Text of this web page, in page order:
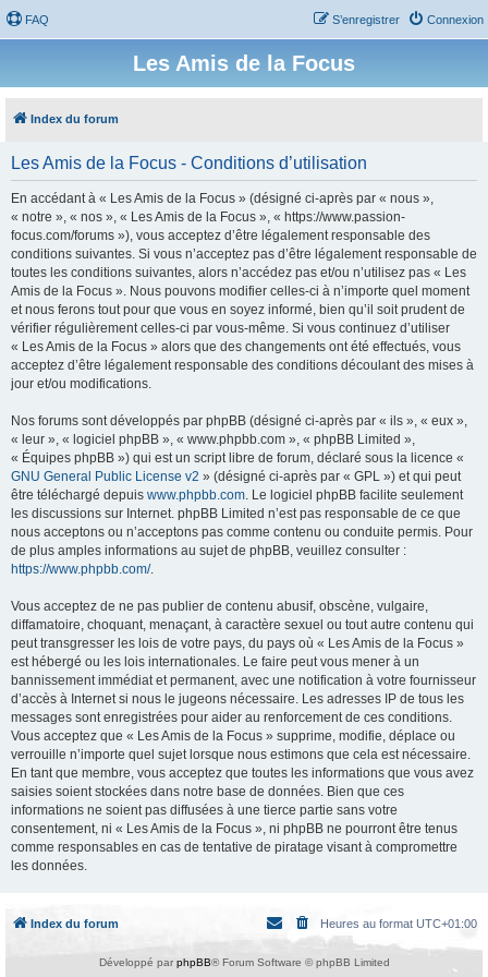
FAQ Connexion
S’enregistrer
Les Amis de la Focus
Index du forum
Les Amis de la Focus - Conditions d’utilisation
En accédant à « Les Amis de la Focus » (désigné ci-après par « nous »,
« notre », « nos », « Les Amis de la Focus », « https://www.passion-
focus.com/forums »), vous acceptez d’être légalement responsable des
conditions suivantes. Si vous n’acceptez pas d’être légalement responsable de
toutes les conditions suivantes, alors n’accédez pas et/ou n’utilisez pas « Les
Amis de la Focus ». Nous pouvons modifier celles-ci à n’importe quel moment
et nous ferons tout pour que vous en soyez informé, bien qu’il soit prudent de
vérifier régulièrement celles-ci par vous-même. Si vous continuez d’utiliser
« Les Amis de la Focus » alors que des changements ont été effectués, vous
acceptez d’être légalement responsable des conditions découlant des mises à
jour et/ou modifications.
Nos forums sont développés par phpBB (désigné ci-après par « ils », « eux »,
« leur », « logiciel phpBB », « www.phpbb.com », « phpBB Limited »,
« Équipes phpBB ») qui est un script libre de forum, déclaré sous la licence «
GNU General Public License v2 » (désigné ci-après par « GPL ») et qui peut
être téléchargé depuis www.phpbb.com. Le logiciel phpBB facilite seulement
les discussions sur Internet. phpBB Limited n’est pas responsable de ce que
nous acceptons ou n’acceptons pas comme contenu ou conduite permis. Pour
de plus amples informations au sujet de phpBB, veuillez consulter :
https://www.phpbb.com/.
Vous acceptez de ne pas publier de contenu abusif, obscène, vulgaire,
diffamatoire, choquant, menaçant, à caractère sexuel ou tout autre contenu qui
peut transgresser les lois de votre pays, du pays où « Les Amis de la Focus »
est hébergé ou les lois internationales. Le faire peut vous mener à un
bannissement immédiat et permanent, avec une notification à votre fournisseur
d’accès à Internet si nous le jugeons nécessaire. Les adresses IP de tous les
messages sont enregistrées pour aider au renforcement de ces conditions.
Vous acceptez que « Les Amis de la Focus » supprime, modifie, déplace ou
verrouille n’importe quel sujet lorsque nous estimons que cela est nécessaire.
En tant que membre, vous acceptez que toutes les informations que vous avez
saisies soient stockées dans notre base de données. Bien que ces
informations ne soient pas diffusées à une tierce partie sans votre
consentement, ni « Les Amis de la Focus », ni phpBB ne pourront être tenus
comme responsables en cas de tentative de piratage visant à compromettre
les données.
Index du forum Heures au format UTC+01:00
Développé par phpBB® Forum Software © phpBB Limited